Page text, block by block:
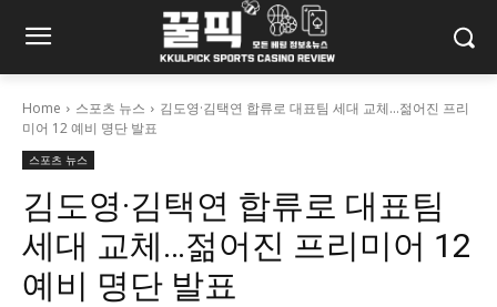
Home 스포츠 뉴스
김도영·김택연 합류로 대표팀 세대 교체...젊어진 프리
미어 12 예비 명단 발표
스포츠 뉴스
김도영·김택연 합류로 대표팀
세대 교체…젊어진 프리미어 12
예비 명단 발표